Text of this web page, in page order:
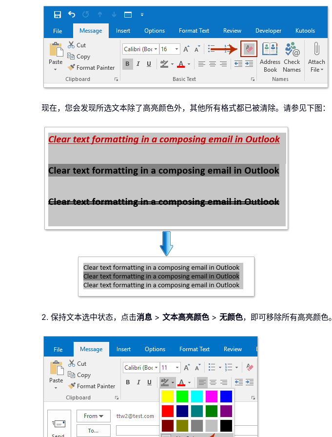
现在，您会发现所选文本除了高亮颜色外，其他所有格式都已被清除。请参见下图：
2. 保持文本选中状态，点击消息 > 文本高亮颜色 > 无颜色，即可移除所有高亮颜色。